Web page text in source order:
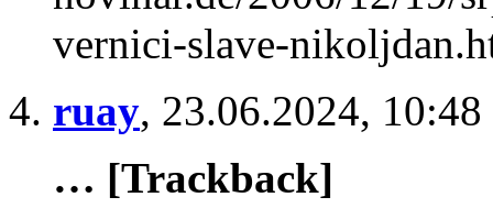
vernici-slave-
ruay, 23.06.2024, 10:48
… [Trackback]